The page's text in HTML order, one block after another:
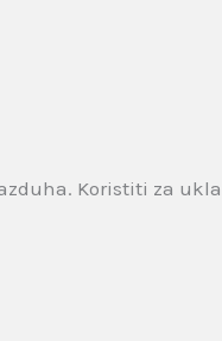
Koristiti za